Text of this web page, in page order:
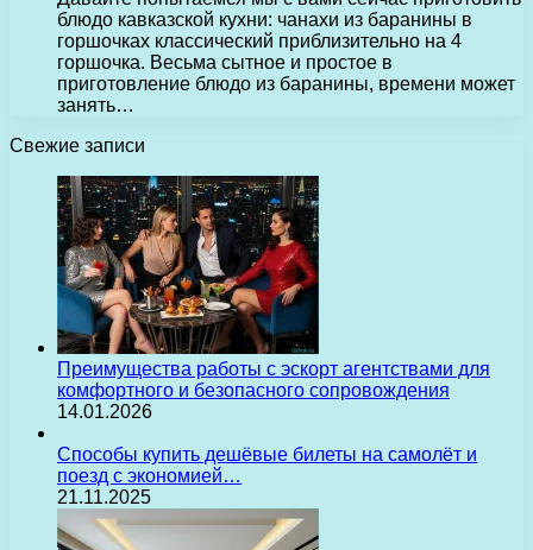
блюдо кавказской кухни: чанахи из баранины в
горшочках классический приблизительно на 4
горшочка. Весьма сытное и простое в
приготовление блюдо из баранины, времени может
занять…
Свежие записи
Преимущества работы с эскорт агентствами для
комфортного и безопасного сопровождения
14.01.2026
Способы купить дешёвые билеты на самолёт и
поезд с экономией…
21.11.2025